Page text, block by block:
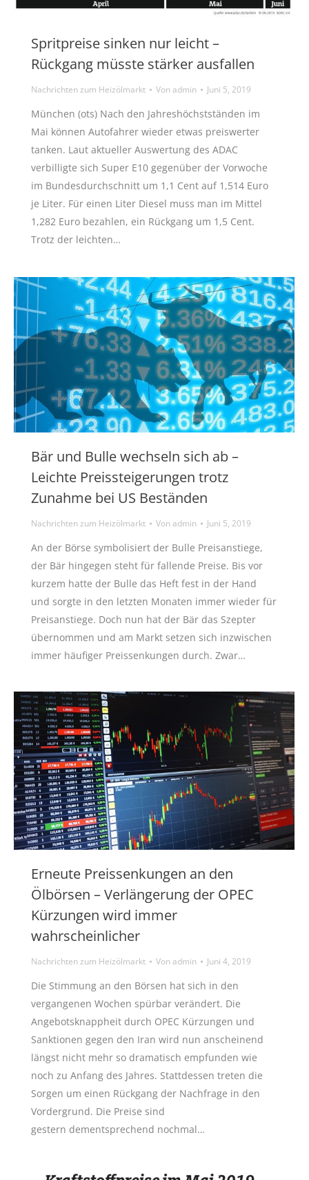
Spritpreise sinken nur leicht –
Rückgang müsste stärker ausfallen
Nachrichten zum Heizölmarkt Vonadmin Juni 5, 2019
München (ots) Nach den Jahreshöchstständen im
Mai können Autofahrer wieder etwas preiswerter
tanken. Laut aktueller Auswertung des ADAC
verbilligte sich Super E10 gegenüber der Vorwoche
im Bundesdurchschnitt um 1,1 Cent auf 1,514 Euro
je Liter. Für einen Liter Diesel muss man im Mittel
1,282 Euro bezahlen, ein Rückgang um 1,5 Cent.
Trotz der leichten…
Bär und Bulle wechseln sich ab –
Leichte Preissteigerungen trotz
Zunahme bei US Beständen
Nachrichten zum Heizölmarkt Vonadmin Juni 5, 2019
An der Börse symbolisiert der Bulle Preisanstiege,
der Bär hingegen steht für fallende Preise. Bis vor
kurzem hatte der Bulle das Heft fest in der Hand
und sorgte in den letzten Monaten immer wieder für
Preisanstiege. Doch nun hat der Bär das Szepter
übernommen und am Markt setzen sich inzwischen
immer häufiger Preissenkungen durch. Zwar…
Erneute Preissenkungen an den
Ölbörsen – Verlängerung der OPEC
Kürzungen wird immer
wahrscheinlicher
Nachrichten zum Heizölmarkt Vonadmin Juni 4, 2019
Die Stimmung an den Börsen hat sich in den
vergangenen Wochen spürbar verändert. Die
Angebotsknappheit durch OPEC Kürzungen und
Sanktionen gegen den Iran wird nun anscheinend
längst nicht mehr so dramatisch empfunden wie
noch zu Anfang des Jahres. Stattdessen treten die
Sorgen um einen Rückgang der Nachfrage in den
Vordergrund. Die Preise sind
gestern dementsprechend nochmal…